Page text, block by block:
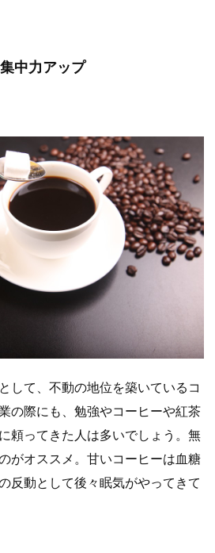
中力アップ
して、不動の地位を築いているコ
の際にも、勉強やコーヒーや紅茶
頼ってきた人は多いでしょう。無
がオススメ。甘いコーヒーは血糖
反動として後々眠気がやってきて